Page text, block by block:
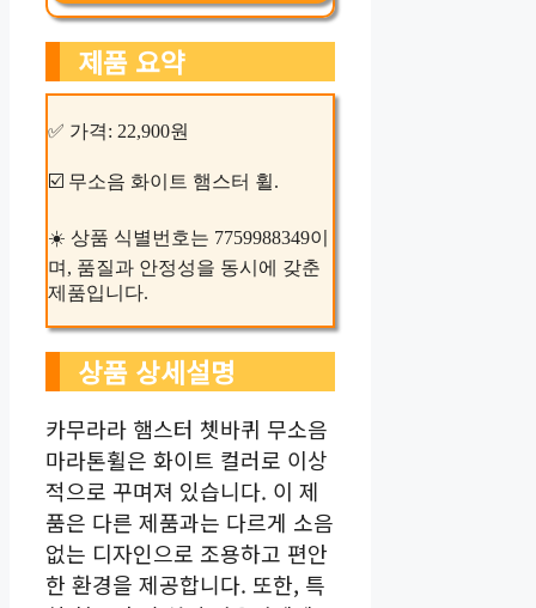
제품 요약
✅ 가격: 22,900원
☑️ 무소음 화이트 햄스터 휠.
☀️ 상품 식별번호는 7759988349이
며, 품질과 안정성을 동시에 갖춘
제품입니다.
상품 상세설명
카무라라 햄스터 쳇바퀴 무소음
마라톤휠은 화이트 컬러로 이상
적으로 꾸며져 있습니다. 이 제
품은 다른 제품과는 다르게 소음
없는 디자인으로 조용하고 편안
한 환경을 제공합니다. 또한, 특